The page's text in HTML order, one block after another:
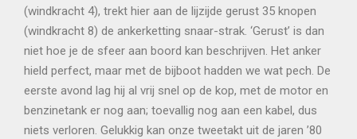
(windkracht 4), trekt hier aan de lijzijde gerust 35 knopen
(windkracht 8) de ankerketting snaar-strak. ‘Gerust’ is dan
niet hoe je de sfeer aan boord kan beschrijven. Het anker
hield perfect, maar met de bijboot hadden we wat pech. De
eerste avond lag hij al vrij snel op de kop, met de motor en
benzinetank er nog aan; toevallig nog aan een kabel, dus
niets verloren. Gelukkig kan onze tweetakt uit de jaren ’80